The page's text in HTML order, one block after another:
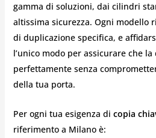
gamma di soluzioni, dai cilindri
altissima sicurezza. Ogni modello
di duplicazione specifica, e
l’unico modo per assicurare che
perfettamente senza
della tua porta.
Per ogni tua esigenza di copia
riferimento a Milano è: